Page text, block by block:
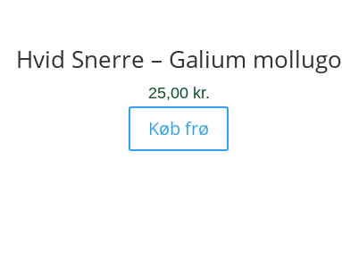
Hvid Snerre – Galium mollugo
25,00 kr.
Køb frø